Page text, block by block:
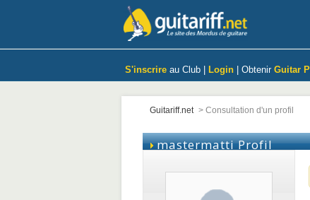
S'inscrire au Club | Login | Obtenir Guitar
Guitariff.net > Consultation d'un profil
mastermattiProfil